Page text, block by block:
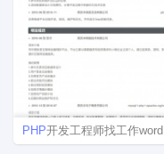
PHP开发工程师找工作word简历模板